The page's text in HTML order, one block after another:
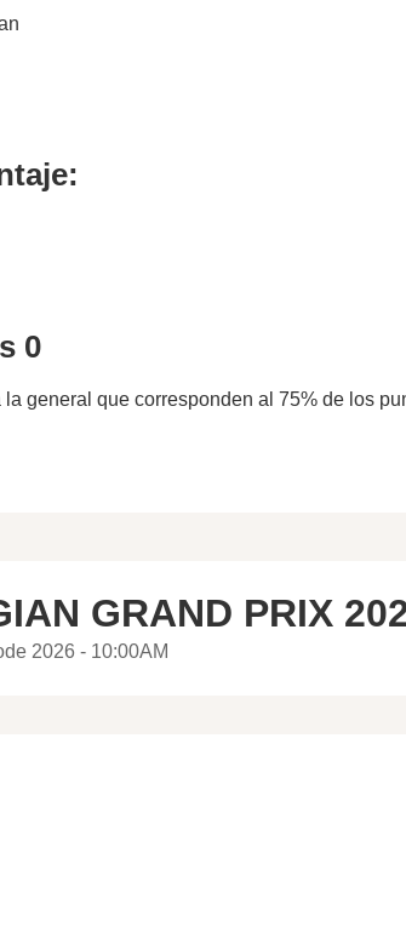
0
la general que corresponden al 75% de los
GRAND PRIX
2026 - 10:00AM